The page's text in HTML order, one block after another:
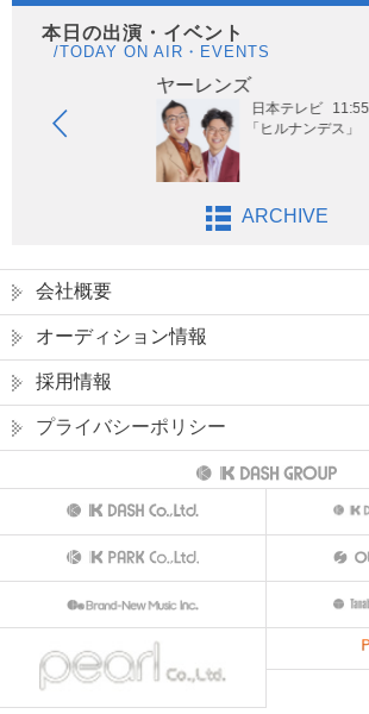
本日の出演・イベント
/TODAY ON AIR・EVENTS
ヤーレンズ
日本テレビ 11:55～13:55
「ヒルナンデス」
ARCHIVE
会社概要
オーディション情報
採用情報
プライバシーポリシー